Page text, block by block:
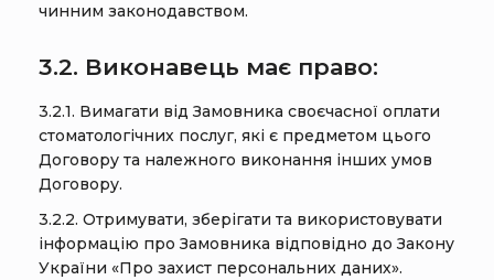
чинним законодавством.
3.2. Виконавець має право:
3.2.1. Вимагати від Замовника своєчасної оплати
стоматологічних послуг, які є предметом цього
Договору та належного виконання інших умов
Договору.
3.2.2. Отримувати, зберігати та використовувати
інформацію про Замовника відповідно до Закону
України «Про захист персональних даних».